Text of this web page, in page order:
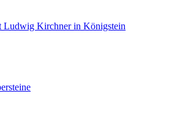
Ludwig Kirchner in Königstein